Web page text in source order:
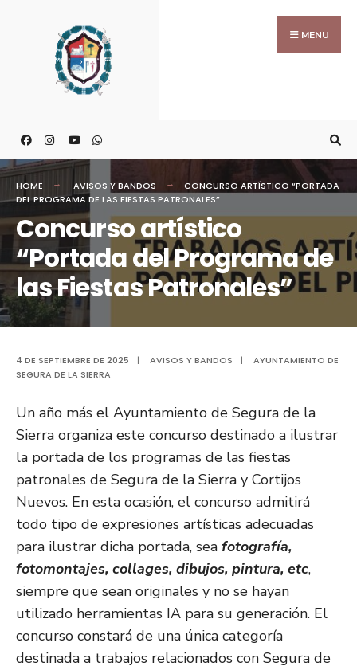
MENU
HOME AVISOS Y BANDOS
CONCURSO ARTÍSTICO “PORTADA
DEL PROGRAMA DE LAS FIESTAS PATRONALES”
Concurso artístico
“Portada del Programa de
las Fiestas Patronales”
4 DE SEPTIEMBRE DE 2025 | AVISOS Y BANDOS |
AYUNTAMIENTO DE
SEGURA DE LA SIERRA
Un año más el Ayuntamiento de Segura de la
Sierra organiza este concurso destinado a ilustrar
la portada de los programas de las fiestas
patronales de Segura de la Sierra y Cortijos
Nuevos. En esta ocasión, el concurso admitirá
todo tipo de expresiones artísticas adecuadas
para ilustrar dicha portada, sea fotografía,
fotomontajes, collages, dibujos, pintura, etc,
siempre que sean originales y no se hayan
utilizado herramientas IA para su generación. El
concurso constará de una única categoría
destinada a trabajos relacionados con Segura de